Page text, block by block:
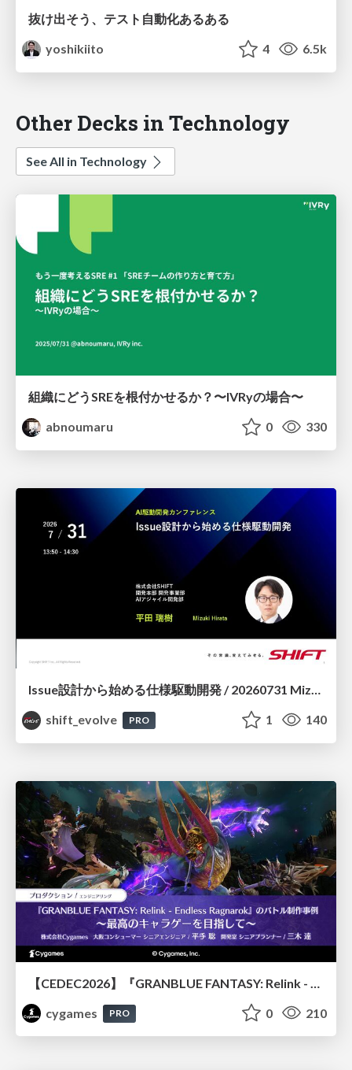
抜け出そう、テスト自動化あるある
yoshikiito
4 6.5k
Other Decks in Technology
See All in Technology
組織にどうSREを根付かせるか？〜IVRyの場合〜
abnoumaru
0 330
Issue設計から始める仕様駆動開発 / 20260731 Mizuki Hirata
shift_evolve
PRO 1 140
cygames
PRO 0 210